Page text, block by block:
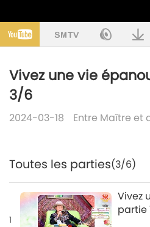
Vivez une vie
3/6
2024-03-18 Entre Maître et
Toutes les parties(3/6)
1
Vivez
partie